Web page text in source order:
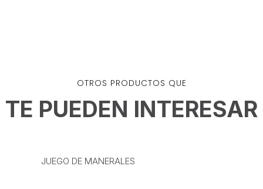
OTROS PRODUCTOS QUE
TE PUEDEN INTERESAR
JUEGO DE MANERALES